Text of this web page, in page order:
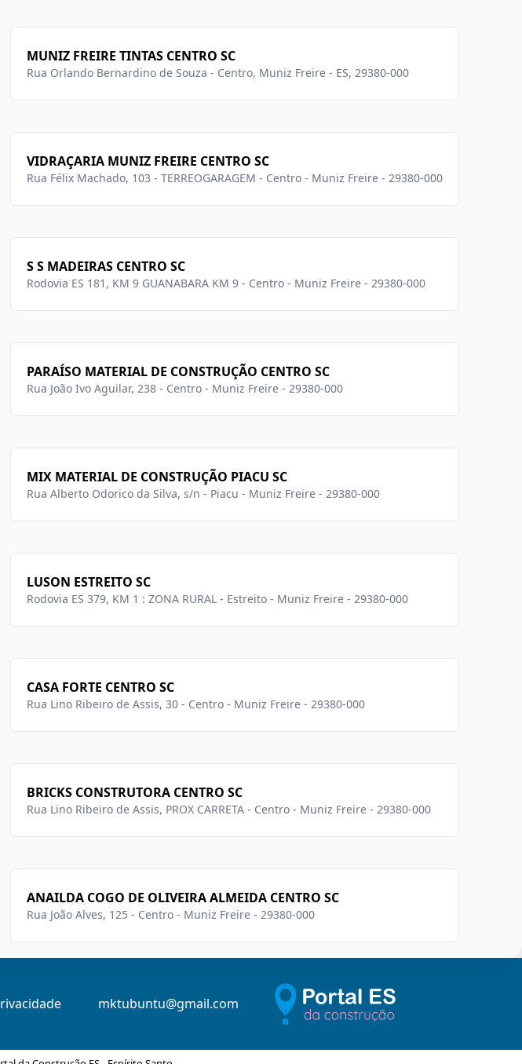
MUNIZ FREIRE TINTAS CENTRO SC
Rua Orlando Bernardino de Souza - Centro, Muniz Freire - ES, 29380-000
VIDRAÇARIA MUNIZ FREIRE CENTRO SC
Rua Félix Machado, 103 - TERREOGARAGEM - Centro - Muniz Freire - 29380-000
S S MADEIRAS CENTRO SC
Rodovia ES 181, KM 9 GUANABARA KM 9 - Centro - Muniz Freire - 29380-000
PARAÍSO MATERIAL DE CONSTRUÇÃO CENTRO SC
Rua João Ivo Aguilar, 238 - Centro - Muniz Freire - 29380-000
MIX MATERIAL DE CONSTRUÇÃO PIACU SC
Rua Alberto Odorico da Silva, s/n - Piacu - Muniz Freire - 29380-000
LUSON ESTREITO SC
Rodovia ES 379, KM 1 : ZONA RURAL - Estreito - Muniz Freire - 29380-000
CASA FORTE CENTRO SC
Rua Lino Ribeiro de Assis, 30 - Centro - Muniz Freire - 29380-000
BRICKS CONSTRUTORA CENTRO SC
Rua Lino Ribeiro de Assis, PROX CARRETA - Centro - Muniz Freire - 29380-000
ANAILDA COGO DE OLIVEIRA ALMEIDA CENTRO SC
Rua João Alves, 125 - Centro - Muniz Freire - 29380-000
mktubuntu@gmail.com